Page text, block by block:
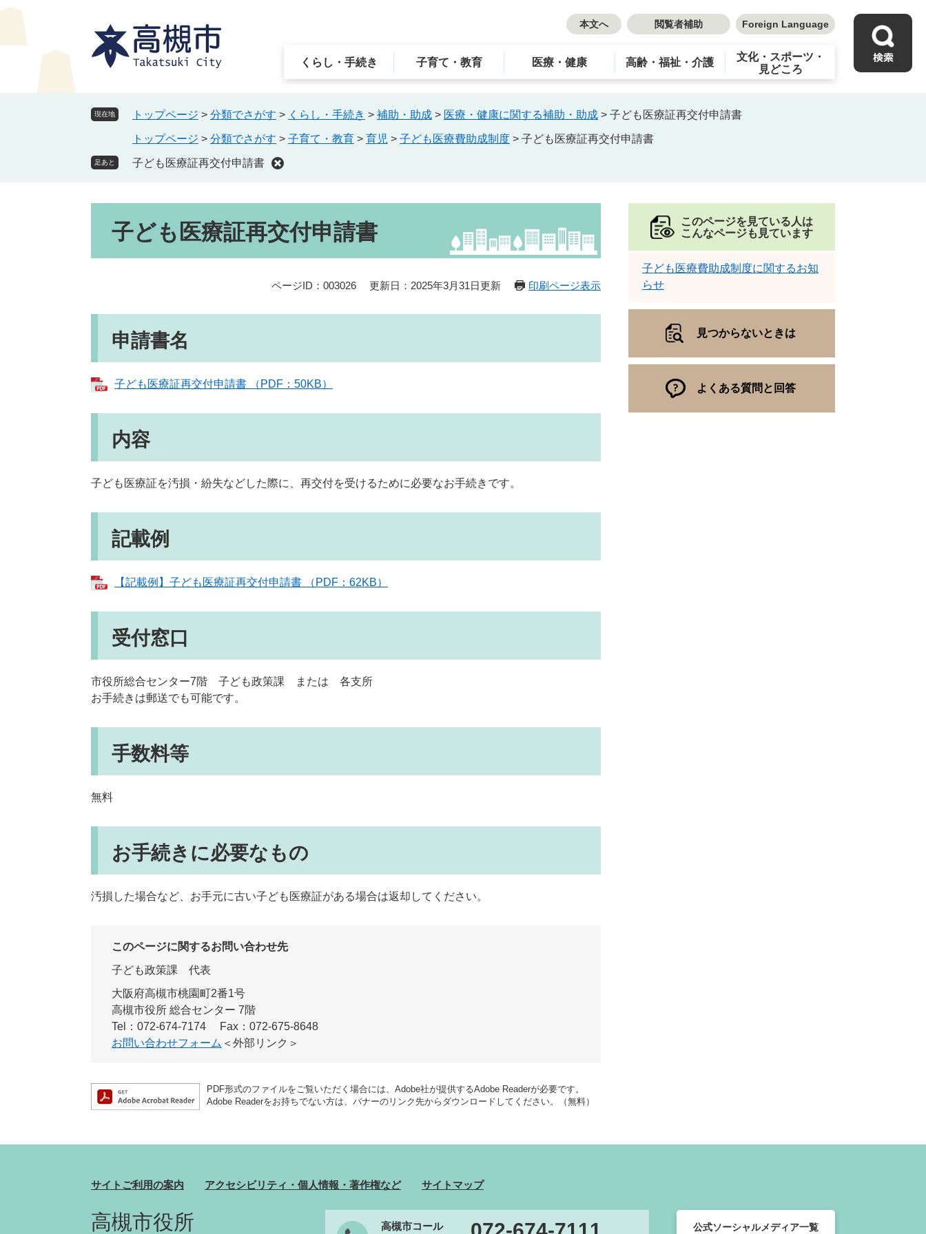
ペ
メ
本文へ 閲覧者補助 Foreign Language
くらし・手続き 子育て・教育 医療・健康 高齢・福祉・介護
文化・スポーツ・
見どころ
現在地 トップページ > 分類でさがす > くらし・手続き > 補助・助成 > 医療・健康に関する補助・助成 > 子ども医療証再交付申請書
トップページ > 分類でさがす > 子育て・教育 > 育児 > 子ども医療費助成制度 > 子ども医療証再交付申請書
足あと 子ども医療証再交付申請書
子ども医療証再交付申請書
ページID：003026 更新日：2025年3月31日更新 印刷ページ表示
申請書名
子ども医療証再交付申請書 （PDF：50KB）
内容
子ども医療証を汚損・紛失などした際に、再交付を受けるために必要なお手続きです。
記載例
【記載例】子ども医療証再交付申請書 （PDF：62KB）
受付窓口
市役所総合センター7階 子ども政策課 または 各支所
お手続きは郵送でも可能です。
手数料等
無料
お手続きに必要なもの
汚損した場合など、お手元に古い子ども医療証がある場合は返却してください。
このページに関するお問い合わせ先
子ども政策課
代表
大阪府高槻市桃園町2番1号
高槻市役所 総合センター 7階
Tel：072-674-7174
Fax：072-675-8648
お問い合わせフォーム ＜外部リンク＞
PDF形式のファイルをご覧いただく場合には、Adobe社が提供するAdobe Readerが必要です。
Adobe Readerをお持ちでない方は、バナーのリンク先からダウンロードしてください。（無料）
このページを見ている人は
こんなページも見ています
子ども医療費助成制度に関するお知
らせ
見つからないときは
よくある質問と回答
サイトご利用の案内 アクセシビリティ・個人情報・著作権など サイトマップ
高槻市役所
高槻市コール
公式ソーシャルメディア一覧